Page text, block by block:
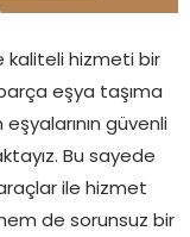
kaliteli hizmeti bir
eşya taşıma
güvenli
Bu sayede
ile hizmet
de sorunsuz bir